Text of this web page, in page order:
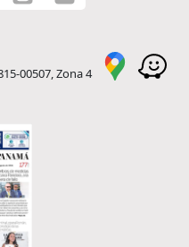
00507, Zona 4